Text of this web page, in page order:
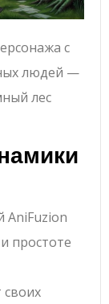
с
людей —
лес
AniFuzion
простоте